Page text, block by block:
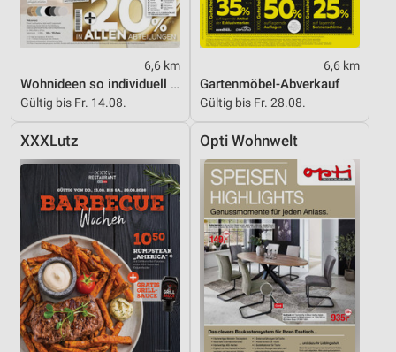
6,6 km
Wohnideen so individuell wie du!
Gültig bis Fr. 14.08.
6,6 km
Gartenmöbel-Abverkauf
Gültig bis Fr. 28.08.
XXXLutz Opti Wohnwelt